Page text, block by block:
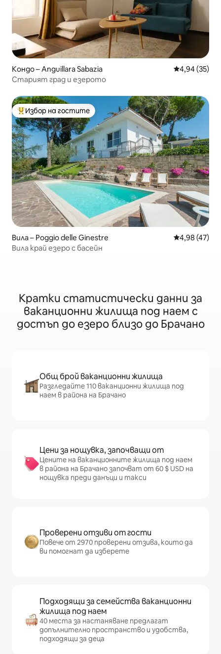
Кондо – Anguillara Sabazia Средна
4,94 (35)
Старият град и езерото
Най-популярен избор на гостите
Избор на гостите
Вила – Poggio delle Ginestre Средна
4,98 (47)
Вила край езеро с басейн
Кратки статистически данни за
ваканционни жилища под наем с
достъп до езеро близо до Брачано
Общ брой ваканционни жилища
Разгледайте 110 ваканционни жилища под
наем в района на Брачано
Цени за нощувка, започващи от
Цените на ваканционните жилища под наем
в района на Брачано започват от 60 $ USD на
нощувка преди данъци и такси
Проверени отзиви от гости
Повече от 2970 проверени отзива, които да
ви помогнат да изберете
Подходящи за семейства ваканционни
жилища под наем
40 места за настаняване предлагат
допълнително пространство и удобства,
подходящи за деца